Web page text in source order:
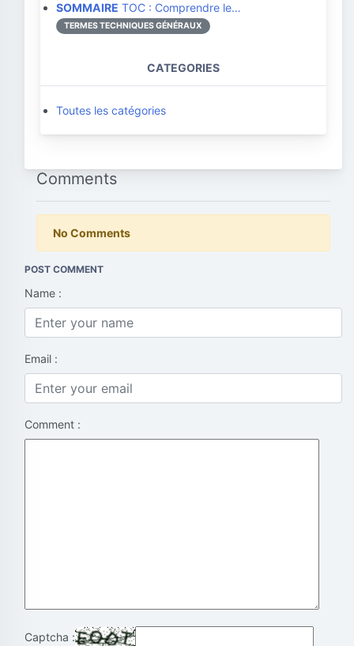
SOMMAIRE TOC : Comprendre le…
TERMES TECHNIQUES GÉNÉRAUX
CATEGORIES
Toutes les catégories
Comments
No Comments
POST COMMENT
Name :
Email :
Comment :
Captcha :